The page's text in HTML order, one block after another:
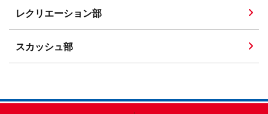
レクリエーション部
スカッシュ部